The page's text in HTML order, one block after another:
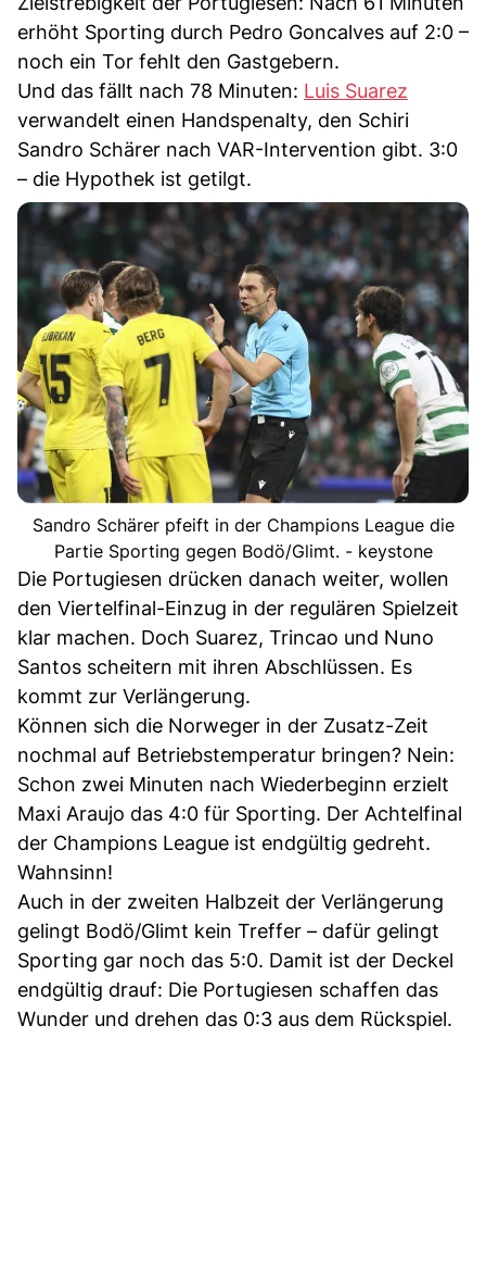
erhöht Sporting durch Pedro Goncalves auf 2:0 –
noch ein Tor fehlt den Gastgebern.
Und das fällt nach 78 Minuten: Luis Suarez
verwandelt einen Handspenalty, den Schiri
Sandro Schärer nach VAR-Intervention gibt. 3:0
– die Hypothek ist getilgt.
Sandro Schärer pfeift in der Champions League die
Partie Sporting gegen Bodö/Glimt. - keystone
Die Portugiesen drücken danach weiter, wollen
den Viertelfinal-Einzug in der regulären Spielzeit
klar machen. Doch Suarez, Trincao und Nuno
Santos scheitern mit ihren Abschlüssen. Es
kommt zur Verlängerung.
Können sich die Norweger in der Zusatz-Zeit
nochmal auf Betriebstemperatur bringen? Nein:
Schon zwei Minuten nach Wiederbeginn erzielt
Maxi Araujo das 4:0 für Sporting. Der Achtelfinal
der Champions League ist endgültig gedreht.
Wahnsinn!
Auch in der zweiten Halbzeit der Verlängerung
gelingt Bodö/Glimt kein Treffer – dafür gelingt
Sporting gar noch das 5:0. Damit ist der Deckel
endgültig drauf: Die Portugiesen schaffen das
Wunder und drehen das 0:3 aus dem Rückspiel.